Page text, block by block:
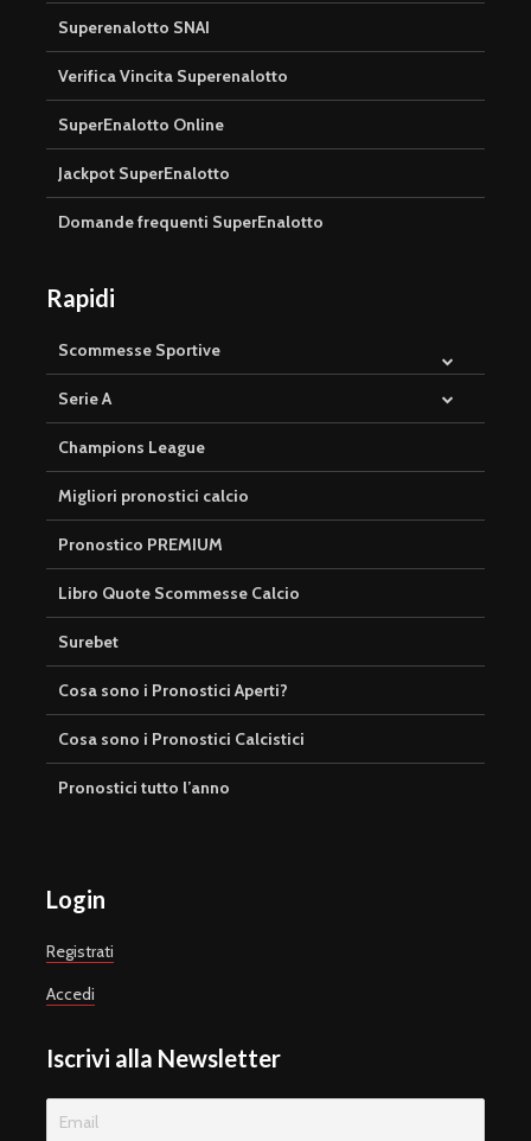
Superenalotto SNAI
Verifica Vincita Superenalotto
SuperEnalotto Online
Jackpot SuperEnalotto
Domande frequenti SuperEnalotto
Rapidi
Scommesse Sportive
Serie A
Champions League
Migliori pronostici calcio
Pronostico PREMIUM
Libro Quote Scommesse Calcio
Surebet
Cosa sono i Pronostici Aperti?
Cosa sono i Pronostici Calcistici
Pronostici tutto l’anno
Login
Registrati
Accedi
Iscrivi alla Newsletter